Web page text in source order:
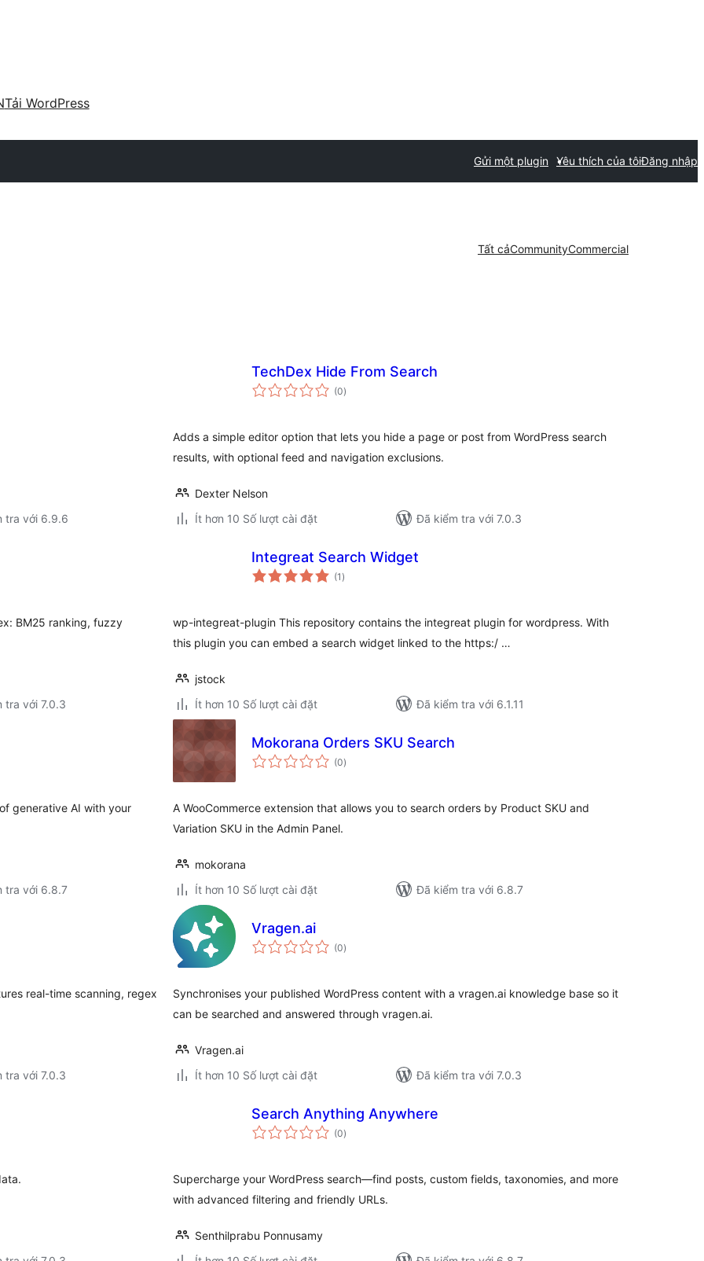
Tải WordPress
Gửi một plugin Yêu thích của tôiĐăng nhập
Tất cảCommunityCommercial
tra với 6.9.6
TechDex Hide From Search
(0tổng
đánh
)
Adds a simple editor option that lets you hide a page or post from WordPress search
results, with optional feed and navigation exclusions.
Dexter Nelson
Ít hơn 10 Số lượt cài đặt
Đã kiểm tra với 7.0.3
BM25 ranking, fuzzy
tra với 7.0.3
Integreat Search Widget
(1 tổng
đánh
)
wp-integreat-plugin This repository contains the integreat plugin for wordpress. With
this plugin you can embed a search widget linked to the https:/ …
jstock
Ít hơn 10 Số lượt cài đặt
Đã kiểm tra với 6.1.11
generative AI with your
tra với 6.8.7
Mokorana Orders SKU Search
(0tổng
đánh
)
A WooCommerce extension that allows you to search orders by Product SKU and
Variation SKU in the Admin Panel.
mokorana
Ít hơn 10 Số lượt cài đặt
Đã kiểm tra với 6.8.7
real-time scanning, regex
tra với 7.0.3
Vragen.ai
(0tổng
đánh
)
Synchronises your published WordPress content with a vragen.ai knowledge base so it
can be searched and answered through vragen.ai.
Vragen.ai
Ít hơn 10 Số lượt cài đặt
Đã kiểm tra với 7.0.3
Search Anything Anywhere
(0tổng
đánh
)
Supercharge your WordPress search—find posts, custom fields, taxonomies, and more
with advanced filtering and friendly URLs.
Senthilprabu Ponnusamy